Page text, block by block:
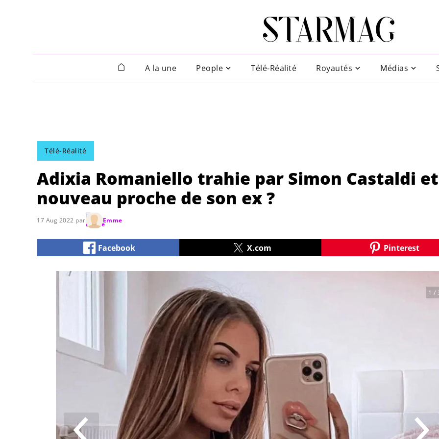
A la une People Télé-Réalité Royautés Médias
Télé-Réalité
Adixia Romaniello trahie par Simon Castaldi
nouveau proche de son ex ?
17 Aug 2022 par Emme
Facebook X.com Pinterest
1 /